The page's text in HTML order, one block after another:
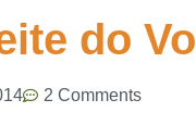
do
2 Comments